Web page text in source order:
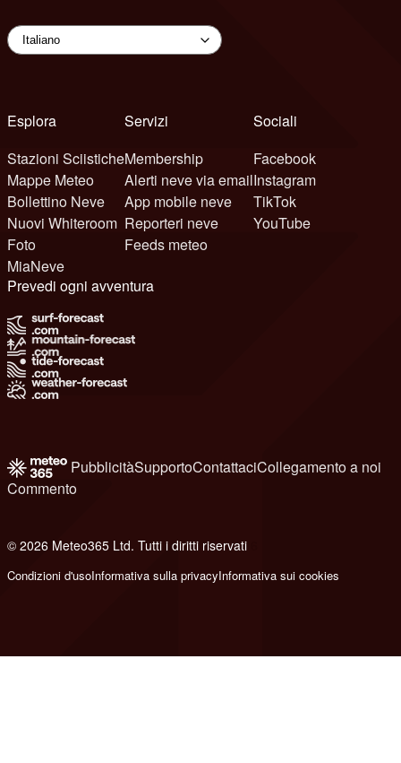
Esplora
Stazioni Sciistiche
Mappe Meteo
Bollettino Neve
Nuovi Whiteroom
Foto
MiaNeve
Servizi
Membership
Alerti neve via email
App mobile neve
Reporteri neve
Feeds meteo
Sociali
Facebook
Instagram
TikTok
YouTube
Prevedi ogni avventura
PubblicitàSupportoContattaciCollegamento a noi
Commento
© 2026 Meteo365 Ltd. Tutti i diritti riservati
Condizioni d'usoInformativa sulla privacyInformativa sui cookies